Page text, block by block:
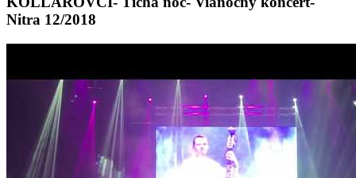
Nitra 12/2018